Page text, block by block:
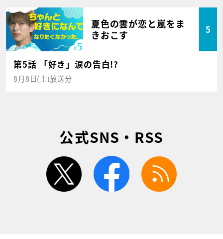
夏色の雲が恋と嵐をま
きおこす
5
第5話 「好き」涙の告白!?
8月8日(土)放送分
公式SNS・RSS
twitter facebook